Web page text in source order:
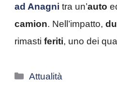
ad Anagni tra un’auto
camion. Nell’impatto,
rimasti feriti, uno dei
Categorie
Attualità